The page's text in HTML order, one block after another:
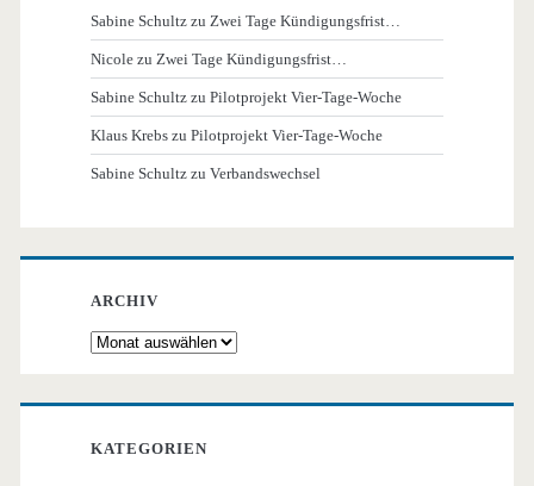
Sabine Schultz zu Zwei Tage Kündigungsfrist…
Nicole zu Zwei Tage Kündigungsfrist…
Sabine Schultz zuPilotprojekt Vier-Tage-Woche
Klaus Krebs zuPilotprojekt Vier-Tage-Woche
Sabine Schultz zuVerbandswechsel
ARCHIV
Archiv
KATEGORIEN